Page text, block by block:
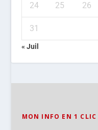
24 25 26
31
« Juil
MON INFO EN 1 CLIC